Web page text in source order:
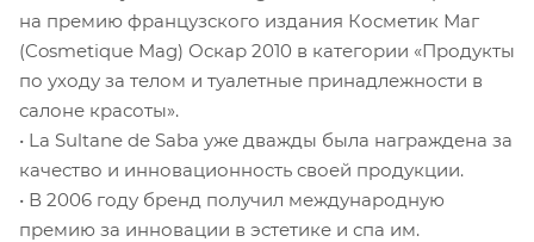
на премию французского издания Косметик Маг
(Cosmetique Mag) Оскар 2010 в категории «Продукты
по уходу за телом и туалетные принадлежности в
салоне красоты».
• La Sultane de Saba уже дважды была награждена за
качество и инновационность своей продукции.
• В 2006 году бренд получил международную
премию за инновации в эстетике и спа им.